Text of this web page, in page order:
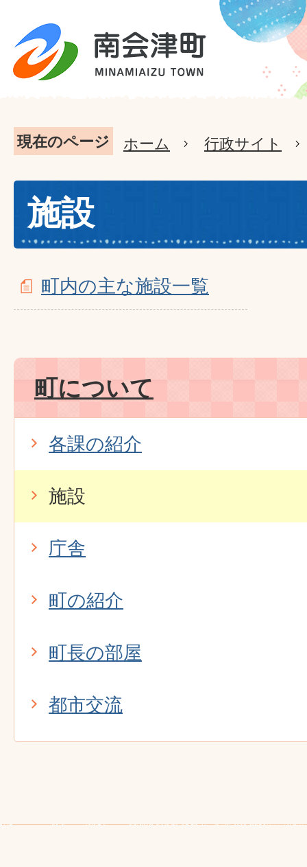
現在のページ ホーム 行政サイト
施設
町内の主な施設一覧
町について
各課の紹介
施設
庁舎
町の紹介
町長の部屋
都市交流